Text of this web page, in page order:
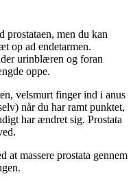
prostataen, men du kan
op ad endetarmen.
urinblæren og foran
oppe.
velsmurt finger ind i anus
når du har ramt punktet,
har ændret sig. Prostata
at massere prostata gennem